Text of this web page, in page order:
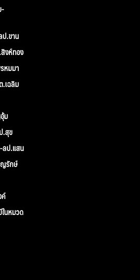
.ขาน
งห์ทอง
หมมา
เฉลิม
ม
.สุข
ลป.แสน
รักษ์
นหมวด